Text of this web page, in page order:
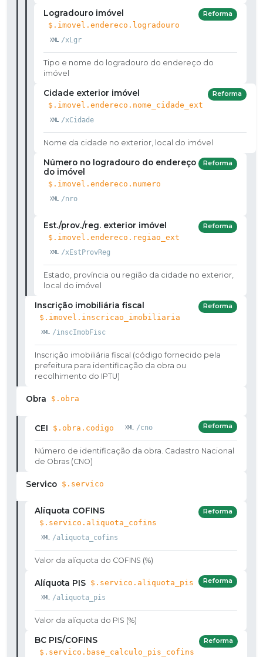
Logradouro imóvel
$.imovel.endereco.logradouro
/xLgr
Reforma
Tipo e nome do logradouro do endereço do
imóvel
Cidade exterior imóvel
$.imovel.endereco.nome_cidade_ext
/xCidade
Reforma
Nome da cidade no exterior, local do imóvel
Número no logradouro do endereço
do imóvel
$.imovel.endereco.numero
/nro
Reforma
Est./prov./reg. exterior imóvel
$.imovel.endereco.regiao_ext
/xEstProvReg
Reforma
Estado, província ou região da cidade no exterior,
local do imóvel
Inscrição imobiliária fiscal
$.imovel.inscricao_imobiliaria
/inscImobFisc
Reforma
Inscrição imobiliária fiscal (código fornecido pela
prefeitura para identificação da obra ou
recolhimento do IPTU)
Obra $.obra
CEI $.obra.codigo /cno Reforma
Número de identificação da obra. Cadastro Nacional
de Obras (CNO)
Servico $.servico
Alíquota COFINS
$.servico.aliquota_cofins
/aliquota_cofins
Reforma
Valor da alíquota do COFINS (%)
Alíquota PIS $.servico.aliquota_pis
/aliquota_pis
Reforma
Valor da alíquota do PIS (%)
BC PIS/COFINS
$.servico.base_calculo_pis_cofins
Reforma